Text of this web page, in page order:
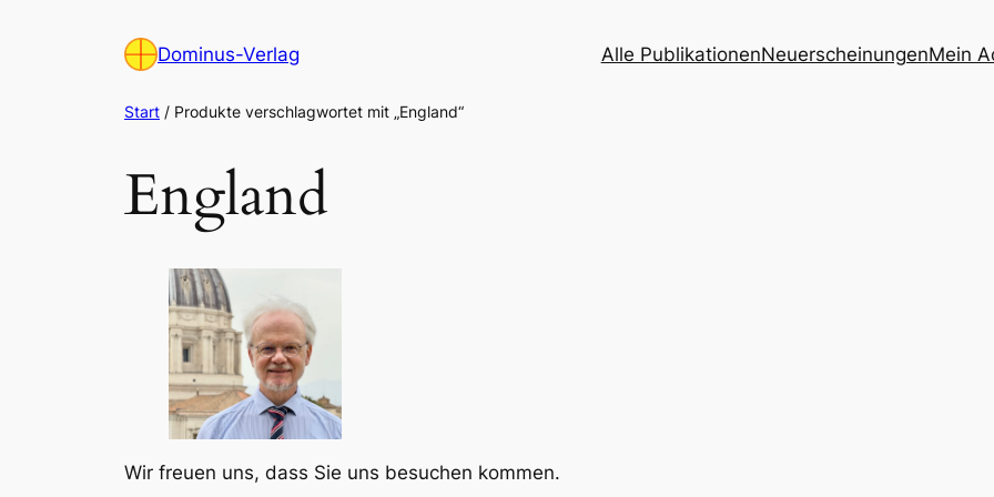
Dominus-Verlag Alle PublikationenNeuerscheinungenMein
Start / Produkte verschlagwortet mit „England“
England
Wir freuen uns, dass Sie uns besuchen kommen.